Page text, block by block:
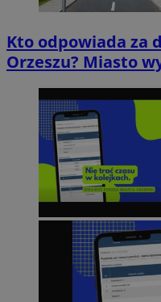
Kto odpowiada za
Orzeszu? Miasto